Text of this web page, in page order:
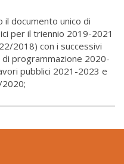
il documento unico di
per il triennio 2019-2021
2018) con i successivi
programmazione 2020-
pubblici 2021-2023 e
2020;